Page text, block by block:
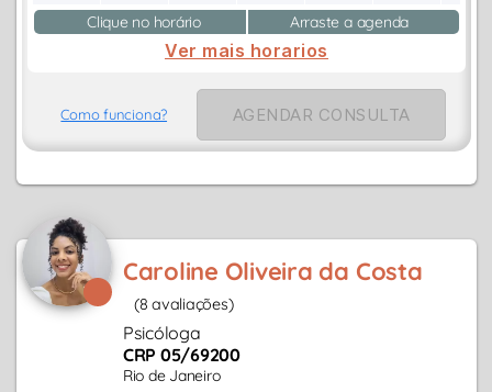
Clique no horário Arraste a agenda
Ver mais horarios
Como funciona? AGENDAR CONSULTA
Caroline Oliveira da Costa
(8 avaliações)
Psicóloga
CRP 05/69200
Rio de Janeiro